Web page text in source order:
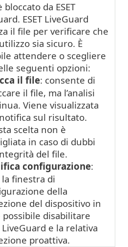
da ESET
ESET LiveGuard
il file per verificare che
sia sicuro. È
attendere o scegliere
seguenti opzioni:
il file: consente di
il file, ma l’analisi
Viene visualizzata
sul risultato.
scelta non è
in caso di dubbi
del file.
configurazione:
la finestra di
della
del dispositivo in
possibile disabilitare
LiveGuard e la relativa
proattiva.